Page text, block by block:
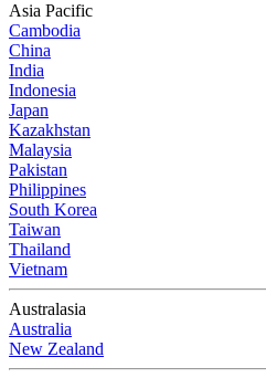
Asia Pacific
Cambodia
China
India
Indonesia
Japan
Kazakhstan
Malaysia
Pakistan
Philippines
South Korea
Taiwan
Thailand
Vietnam
Australasia
Australia
New Zealand